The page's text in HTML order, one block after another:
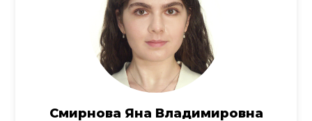
Смирнова Яна Владимировна